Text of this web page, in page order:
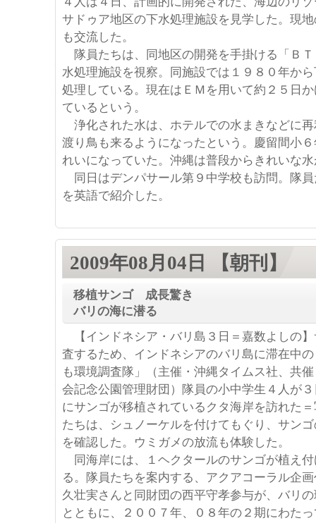
サドゥア地区の下水処理施設を見学した。現
も交流した。
隊員たちは、同地区の開発を手掛ける「ＢＴ
水処理施設を視察。同施設では１９８０年か
処理している。現在はＥＭを用いて約２５日
ているという。
浄化された水は、ホテルでの水まきなどに
渡り鳥も来るようになったという。慶留間小
れいになっていた。沖縄は普段からきれいな
同日はデンパサール第９中学校も訪問。隊
を英語で紹介した。
2009年08月04日 【朝刊】
移植サンゴ 成長驚き
バリの海に潜る
【インドネシア・バリ島３日＝嘉数よしの】
査するため、インドネシアのバリ島に滞在中
も環境調査隊」（主催・沖縄タイムス社、共
会記念公園管理財団）隊員の小中学生４人が
にサンゴが移植されているクタ海岸を訪れた
たちは、シュノーケルを付けてもぐり、サン
を確認した。ウミガメの放流も体験した。
同海岸には、１ヘクタールのサンゴが植え付
る。隊員たちを案内する、アクアコーラル企
久壮実さんと同財団の西平守孝参与が、バリ
とともに、２００７年、０８年の２期にわた